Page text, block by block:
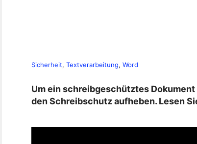
Sicherheit, Textverarbeitung, Word
Um ein schreibgeschütztes
den Schreibschutz aufheben. Lesen